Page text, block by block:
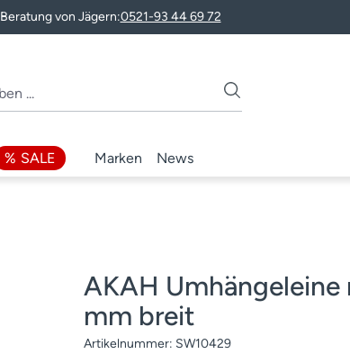
Beratung von Jägern:0521-93 44 69 72
SALE Marken News
AKAH Umhängeleine
mm breit
Artikelnummer: SW10429